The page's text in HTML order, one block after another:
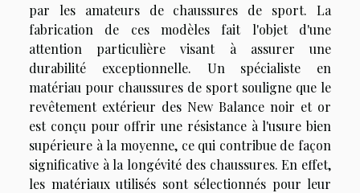
par les amateurs de chaussures de sport. La
fabrication de ces modèles fait l'objet d'une
attention particulière visant à assurer une
durabilité exceptionnelle. Un spécialiste en
matériau pour chaussures de sport souligne que le
revêtement extérieur des New Balance noir et or
est conçu pour offrir une résistance à l'usure bien
supérieure à la moyenne, ce qui contribue de façon
significative à la longévité des chaussures. En effet,
les matériaux utilisés sont sélectionnés pour leur